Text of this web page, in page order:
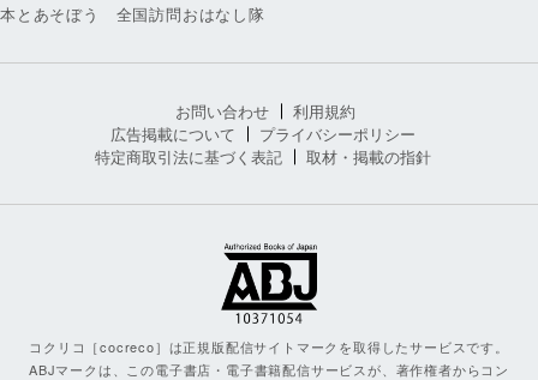
本とあそぼう 全国訪問おはなし隊
お問い合わせ
利用規約
広告掲載について
プライバシーポリシー
特定商取引法に基づく表記
取材・掲載の指針
コクリコ［cocreco］は正規版配信サイトマークを取得したサービスです。
ABJマークは、この電子書店・電子書籍配信サービスが、著作権者からコン